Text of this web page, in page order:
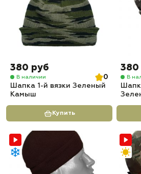
380 руб
В наличии
0
Шапка 1-й вязки Зеленый
Камыш
Купить
380
В